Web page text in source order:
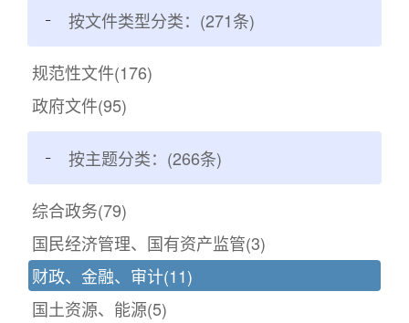
按文件类型分类： (271条)
规范性文件(176)
政府文件(95)
按主题分类：(266条)
综合政务(79)
国民经济管理、国有资产监管(3)
财政、金融、审计(11)
国土资源、能源(5)